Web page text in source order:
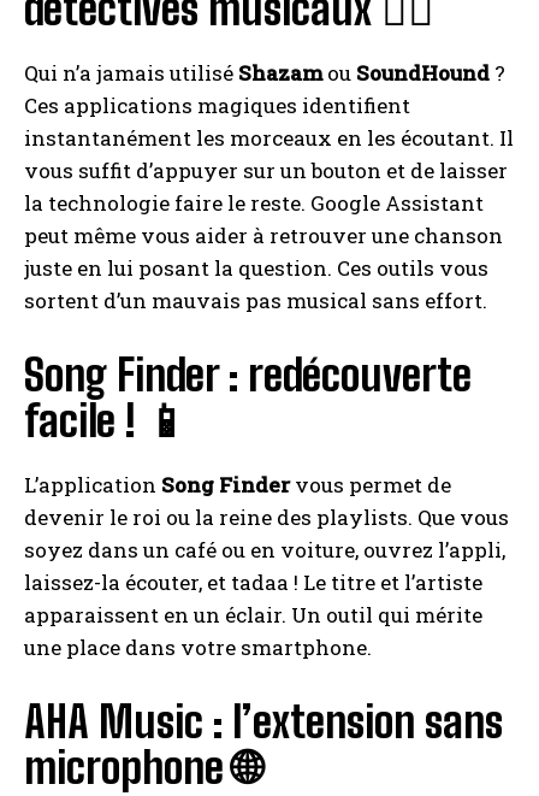
Qui n’a jamais utilisé Shazamou SoundHound ?
Ces applications magiques identifient
instantanément les morceaux en les écoutant. Il
vous suffit d’appuyer sur un bouton et de laisser
la technologie faire le reste. Google Assistant
peut même vous aider à retrouver une chanson
juste en lui posant la question. Ces outils vous
sortent d’un mauvais pas musical sans effort.
Song Finder : redécouverte
facile ! 📱
L’application Song Findervous permet de
devenir le roi ou la reine des playlists. Que vous
soyez dans un café ou en voiture, ouvrez l’appli,
laissez-la écouter, et tadaa ! Le titre et l’artiste
apparaissent en un éclair. Un outil qui mérite
une place dans votre smartphone.
AHA Music : l’extension sans
microphone 🌐